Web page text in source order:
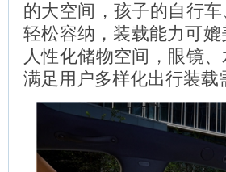
的大空间，孩子的自行
轻松容纳，装载能力可
人性化储物空间，眼镜
满足用户多样化出行装载